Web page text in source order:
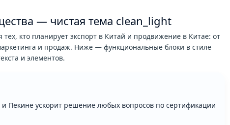
— чистая тема clean_light
кто планирует экспорт в Китай и продвижение в Китае: от
и продаж. Ниже — функциональные блоки в стиле
и элементов.
Пекине ускорит решение любых вопросов по сертификации